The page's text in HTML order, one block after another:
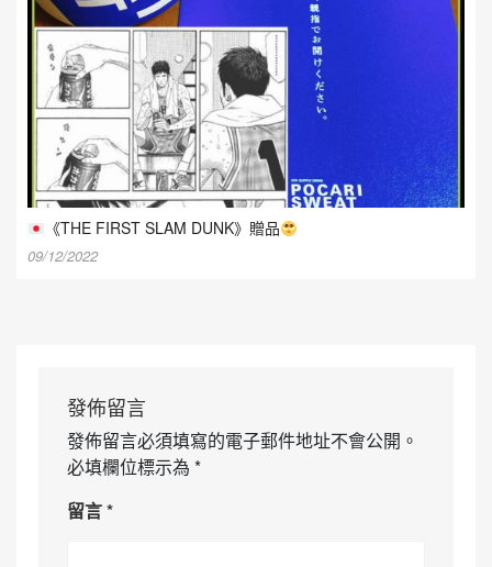
《THE FIRST SLAM DUNK》贈品
09/12/2022
發佈留言
發佈留言必須填寫的電子郵件地址不會公開。
必填欄位標示為 *
留言*